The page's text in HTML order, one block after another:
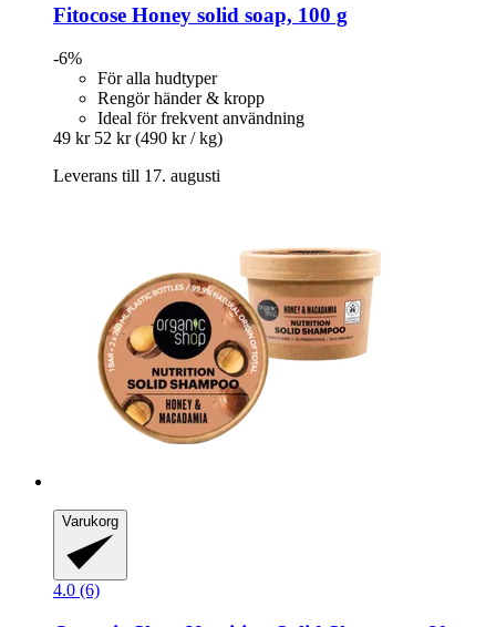
Fitocose Honey solid soap, 100 g
-6%
För alla hudtyper
Rengör händer & kropp
Ideal för frekvent användning
49 kr 52 kr (490 kr / kg)
Leverans till 17. augusti
Varukorg
4.0 (6)